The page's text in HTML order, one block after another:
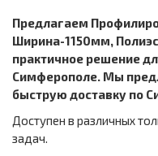
Предлагаем
Ширина-1150мм,
практичное решение
Симферополе. Мы
быструю доставку по
Доступен в различных
задач.